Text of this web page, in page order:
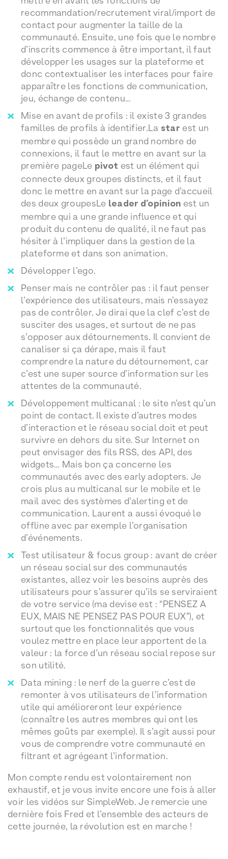
recommandation/recrutement viral/import de
contact pour augmenter la taille de la
communauté. Ensuite, une fois que le nombre
d’inscrits commence à être important, il faut
développer les usages sur la plateforme et
donc contextualiser les interfaces pour faire
apparaître les fonctions de communication,
jeu, échange de contenu…
Mise en avant de profils : il existe 3 grandes
familles de profils à identifier.La star est un
membre qui possède un grand nombre de
connexions, il faut le mettre en avant sur la
première pageLe pivot est un élément qui
connecte deux groupes distincts, et il faut
donc le mettre en avant sur la page d’accueil
des deux groupesLe leader d’opinion est un
membre qui a une grande influence et qui
produit du contenu de qualité, il ne faut pas
hésiter à l’impliquer dans la gestion de la
plateforme et dans son animation.
Développer l’ego.
Penser mais ne contrôler pas : il faut penser
l’expérience des utilisateurs, mais n’essayez
pas de contrôler. Je dirai que la clef c’est de
susciter des usages, et surtout de ne pas
s’opposer aux détournements. Il convient de
canaliser si ça dérape, mais il faut
comprendre la nature du détournement, car
c’est une super source d’information sur les
attentes de la communauté.
Développement multicanal : le site n’est qu’un
point de contact. Il existe d’autres modes
d’interaction et le réseau social doit et peut
survivre en dehors du site. Sur Internet on
peut envisager des fils RSS, des API, des
widgets… Mais bon ça concerne les
communautés avec des early adopters. Je
crois plus au multicanal sur le mobile et le
mail avec des systèmes d’alerting et de
communication. Laurent a aussi évoqué le
offline avec par exemple l’organisation
d’événements.
Test utilisateur & focus group : avant de créer
un réseau social sur des communautés
existantes, allez voir les besoins auprès des
utilisateurs pour s’assurer qu’ils se serviraient
de votre service (ma devise est : “PENSEZ A
EUX, MAIS NE PENSEZ PAS POUR EUX”), et
surtout que les fonctionnalités que vous
voulez mettre en place leur apportent de la
valeur : la force d’un réseau social repose sur
son utilité.
Data mining : le nerf de la guerre c’est de
remonter à vos utilisateurs de l’information
utile qui amélioreront leur expérience
(connaître les autres membres qui ont les
mêmes goûts par exemple). Il s’agit aussi pour
vous de comprendre votre communauté en
filtrant et agrégeant l’information.
Mon compte rendu est volontairement non
exhaustif, et je vous invite encore une fois à aller
voir les vidéos sur SimpleWeb. Je remercie une
dernière fois Fred et l’ensemble des acteurs de
cette journée, la révolution est en marche !